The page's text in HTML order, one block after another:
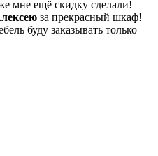
мне ещё скидку сделали!
за прекрасный шкаф!
буду заказывать только